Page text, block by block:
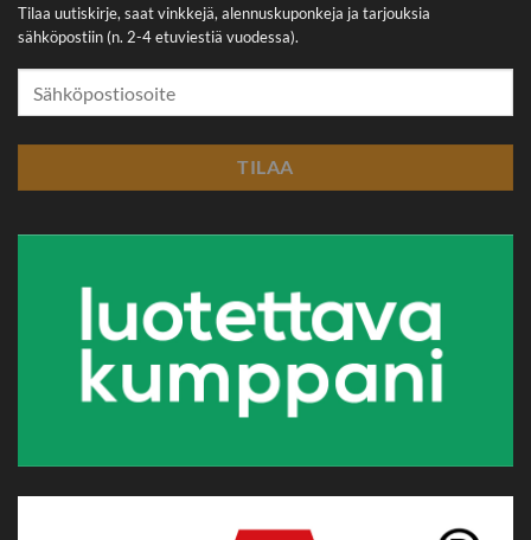
Tilaa uutiskirje, saat vinkkejä, alennuskuponkeja ja tarjouksia
sähköpostiin (n. 2-4 etuviestiä vuodessa).